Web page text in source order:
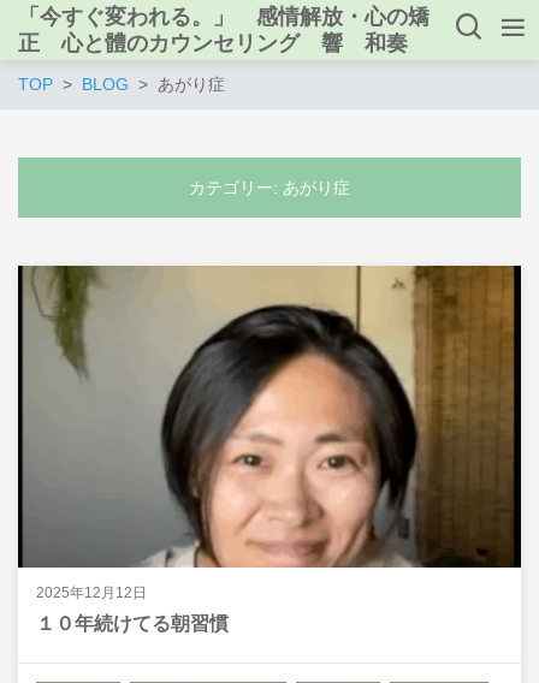
「今すぐ変われる。」 感情解放・心の矯
正 心と體のカウンセリング 響 和奏
TOP BLOG あがり症
カテゴリー: あがり症
2025年12月12日
１０年続けてる朝習慣